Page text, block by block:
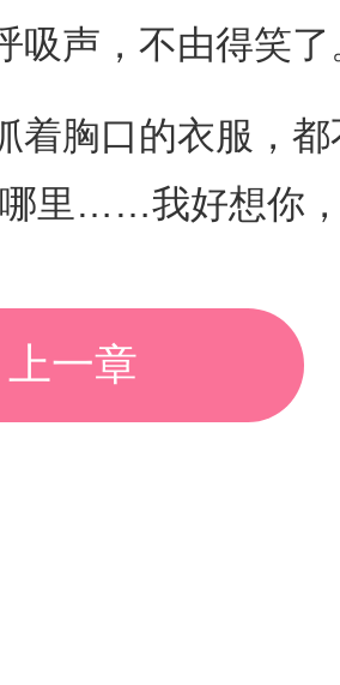
吸声，不由得笑了
胸口的衣服，都
哪里……我好想你
上一章